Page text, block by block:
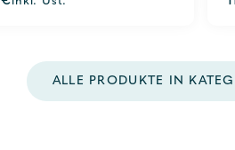
ALLE PRODUKTE IN